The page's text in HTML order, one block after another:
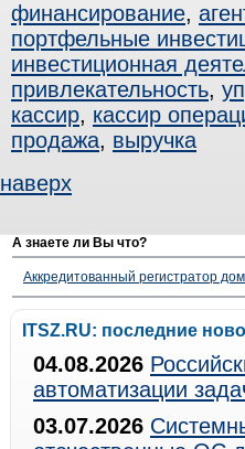
финансирование,
портфельные
инвестиционная
привлекательность,
кассир, кассир
продажа, выручка
наверх
А знаете ли Вы что?
Аккредитованный регистратор
ITSZ.RU: последние
04.08.2026
автоматизации
03.07.2026